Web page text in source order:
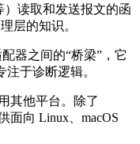
）读取和发送报文的函
层的知识。
器之间的“桥梁”，它
于诊断逻辑。
其他平台。除了
面向 Linux、macOS